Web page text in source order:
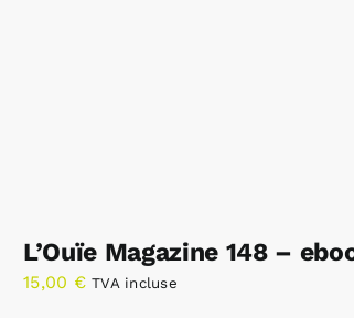
L’Ouïe Magazine 148 –
15,00 € TVA incluse